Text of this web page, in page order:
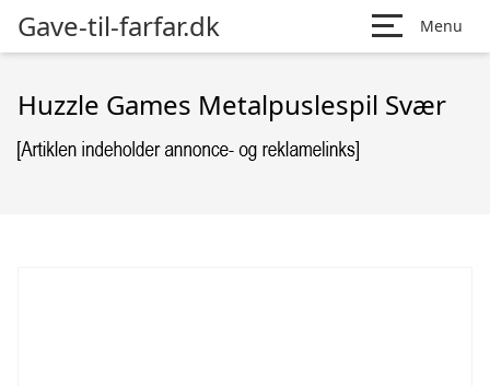
Gave-til-farfar.dk Menu
Huzzle Games Metalpuslespil Svær